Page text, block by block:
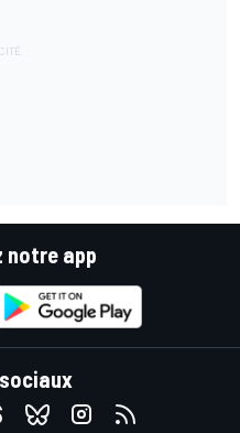
notre app